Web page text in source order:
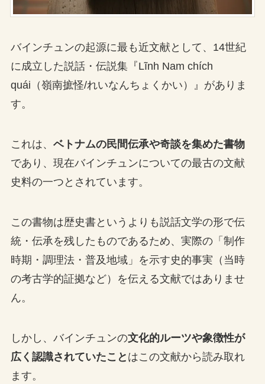
バインチュンの起源に最も近文献として、14世紀
に成立した説話・伝説集『Lĩnh Nam chích
quái（嶺南摭怪/れいなんちょくかい）』がありま
す。
これは、 ベトナムの民間伝承や奇談を集めた書物
であり、現在バインチュンについての最古の文献
史料の一つとされています。
この書物は歴史書というよりも説話文学の形で伝
統・伝承を残したものであるため、実際の「制作
時期・調理法・普及地域」を示す史的事実（当時
の考古学的証拠など）を伝える文献ではありませ
ん。
しかし、バインチュンの文化的ルーツや象徴性が
広く認識されていたこと はこの文献から読み取れ
ます。